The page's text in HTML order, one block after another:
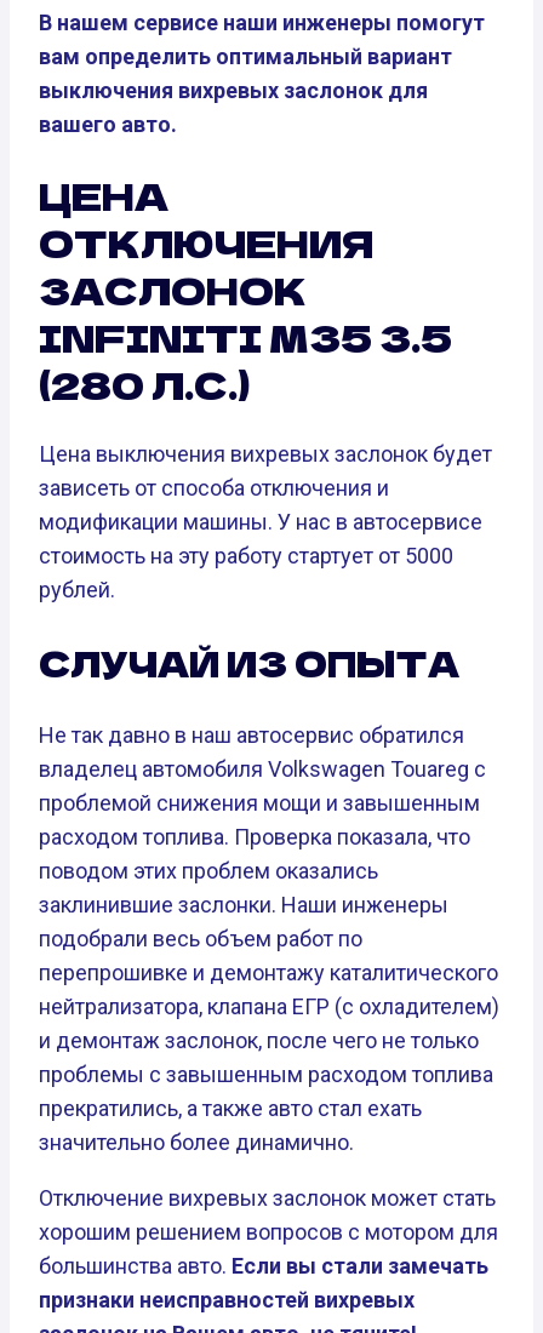
В нашем сервисе наши инженеры помогут
вам определить оптимальный вариант
выключения вихревых заслонок для
вашего авто.
ЦЕНА
ОТКЛЮЧЕНИЯ
ЗАСЛОНОК
INFINITI M35 3.5
(280 Л.С.)
Цена выключения вихревых заслонок будет
зависеть от способа отключения и
модификации машины. У нас в автосервисе
стоимость на эту работу стартует от 5000
рублей.
СЛУЧАЙ ИЗ ОПЫТА
Не так давно в наш автосервис обратился
владелец автомобиля Volkswagen Touareg с
проблемой снижения мощи и завышенным
расходом топлива. Проверка показала, что
поводом этих проблем оказались
заклинившие заслонки. Наши инженеры
подобрали весь объем работ по
перепрошивке и демонтажу каталитического
нейтрализатора, клапана ЕГР (с охладителем)
и демонтаж заслонок, после чего не только
проблемы с завышенным расходом топлива
прекратились, а также авто стал ехать
значительно более динамично.
Отключение вихревых заслонок может стать
хорошим решением вопросов с мотором для
большинства авто. Если вы стали замечать
признаки неисправностей вихревых